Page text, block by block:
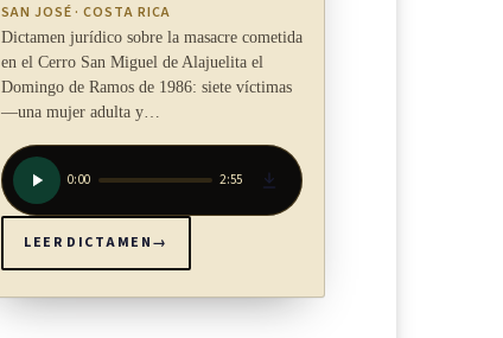
SAN JOSÉ · COSTA RICA
Dictamen jurídico sobre la masacre cometida
en el Cerro San Miguel de Alajuelita el
Domingo de Ramos de 1986: siete víctimas
—una mujer adulta y…
0:00 2:55
LEER DICTAMEN→